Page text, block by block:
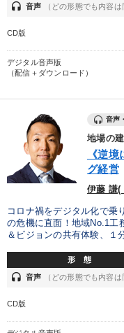
headset 音声 （どの形態でも内容は
CD版
デジタル音声版
（配信＋ダウンロード）
音声
地場の
《逆
グ経営
伊藤 謙(
コロナ禍をデジタル化で乗
の危機に直面！地域No.1工
＆ビジョンの共有体験、１
形 態
headset 音声 （どの形態でも内容は
CD版